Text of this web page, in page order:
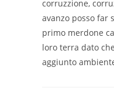
corruzzione,
avanzo posso far
primo merdone
loro terra dato
aggiunto